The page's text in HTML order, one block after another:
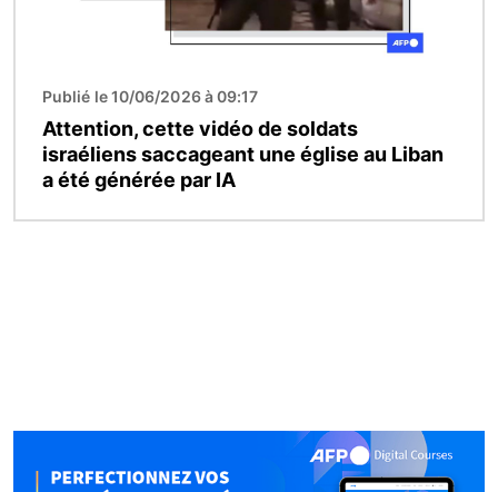
Publié le 10/06/2026 à 09:17
Attention, cette vidéo de soldats
israéliens saccageant une église au Liban
a été générée par IA